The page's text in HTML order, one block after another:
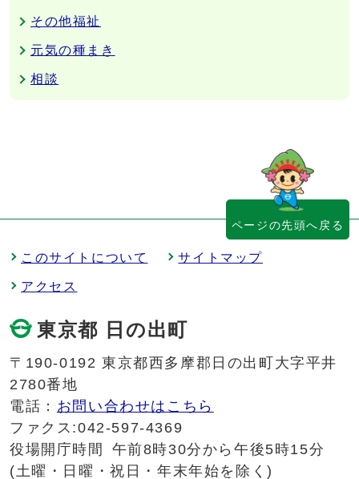
その他福祉
元気の種まき
相談
このサイトについて サイトマップ
アクセス
東京都 日の出町
〒190-0192 東京都西多摩郡日の出町大字平井
2780番地
電話： お問い合わせはこちら
ファクス:042-597-4369
役場開庁時間
午前8時30分から午後5時15分
(土曜・日曜・祝日・年末年始を除く)
ページの先頭へ戻る